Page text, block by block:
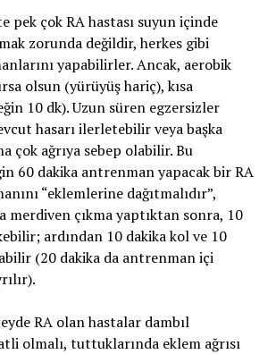
pek çok RA hastası suyun içinde
zorunda değildir, herkes gibi
yapabilirler. Ancak, aerobik
olsun (yürüyüş hariç), kısa
10 dk). Uzun süren egzersizler
hasarı ilerletebilir veya başka
çok ağrıya sebep olabilir. Bu
60 dakika antrenman yapacak bir RA
“eklemlerine dağıtmalıdır”,
merdiven çıkma yaptıktan sonra, 10
ardından 10 dakika kol ve 10
(20 dakika da antrenman içi
RA olan hastalar dambıl
olmalı, tuttuklarında eklem ağrısı